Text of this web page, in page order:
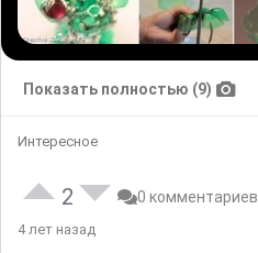
Показать полностью (9)
Интересное
2 0 комментариев
4 лет назад